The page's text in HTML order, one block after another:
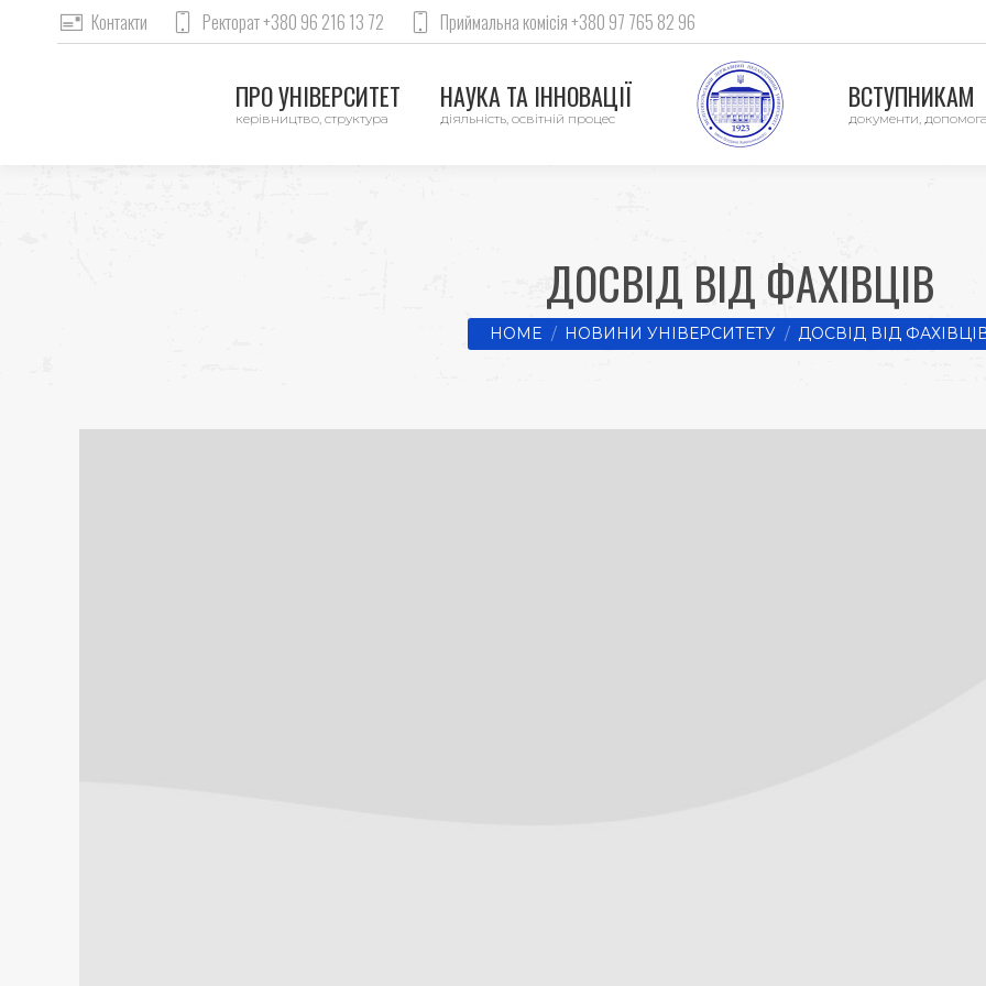
Контакти Ректорат +380 96 216 13 72 Приймальна комісія +380 97 765 82 96
ПРО УНІВЕРСИТЕТ
керівництво, структура
НАУКА ТА ІННОВАЦІЇ
діяльність, освітній процес
ВСТУПНИКАМ
документи,
ДОСВІД ВІД ФАХІВЦІВ
You are here:
HOME НОВИНИ УНІВЕРСИТЕТУ ДОСВІД ВІД